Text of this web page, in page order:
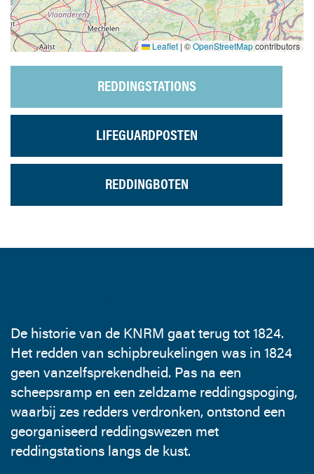
Leaflet| ©OpenStreetMapcontributors
REDDINGSTATIONS
LIFEGUARDPOSTEN
REDDINGBOTEN
De historie van de KNRM gaat terug tot 1824.
Het redden van schipbreukelingen was in 1824
geen vanzelfsprekendheid. Pas na een
scheepsramp en een zeldzame reddingspoging,
waarbij zes redders verdronken, ontstond een
georganiseerd reddingswezen met
reddingstations langs de kust.